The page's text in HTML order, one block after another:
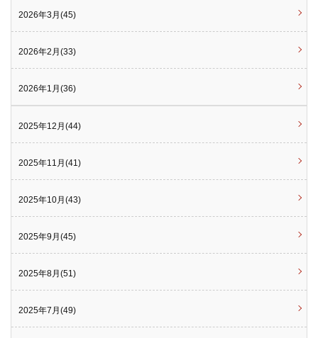
2026年3月(45)
2026年2月(33)
2026年1月(36)
2025年12月(44)
2025年11月(41)
2025年10月(43)
2025年9月(45)
2025年8月(51)
2025年7月(49)